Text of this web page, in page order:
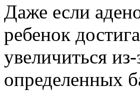
Даже если
ребенок
увеличиться
определенных